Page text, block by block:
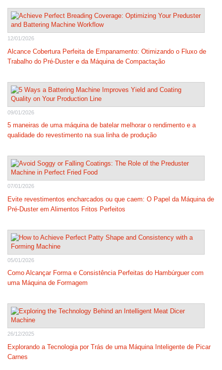
12/01/2026
Alcance Cobertura Perfeita de Empanamento: Otimizando o Fluxo de
Trabalho do Pré-Duster e da Máquina de Compactação
09/01/2026
5 maneiras de uma máquina de batelar melhorar o rendimento e a
qualidade do revestimento na sua linha de produção
07/01/2026
Evite revestimentos encharcados ou que caem: O Papel da Máquina de
Pré-Duster em Alimentos Fritos Perfeitos
05/01/2026
Como Alcançar Forma e Consistência Perfeitas do Hambúrguer com
uma Máquina de Formagem
26/12/2025
Explorando a Tecnologia por Trás de uma Máquina Inteligente de Picar
Carnes